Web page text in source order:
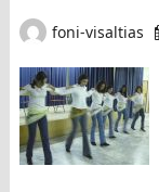
foni-visaltias